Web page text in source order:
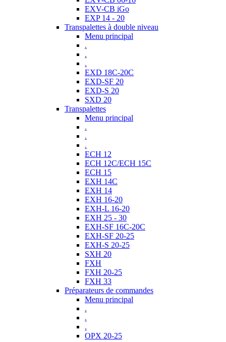
EXV-CB iGo
EXP 14 - 20
Transpalettes à double niveau
Menu principal
.
.
.
EXD 18C-20C
EXD-SF 20
EXD-S 20
SXD 20
Transpalettes
Menu principal
.
.
.
ECH 12
ECH 12C/ECH 15C
ECH 15
EXH 14C
EXH 14
EXH 16-20
EXH-L 16-20
EXH 25 - 30
EXH-SF 16C-20C
EXH-SF 20-25
EXH-S 20-25
SXH 20
FXH
FXH 20-25
FXH 33
Préparateurs de commandes
Menu principal
.
.
.
OPX 20-25